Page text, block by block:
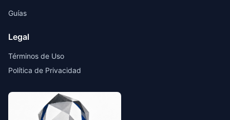
Guías
Legal
Términos de Uso
Política de Privacidad